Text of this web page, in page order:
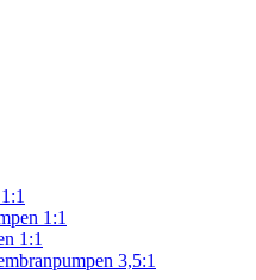
1:1
1:1
3,5:1